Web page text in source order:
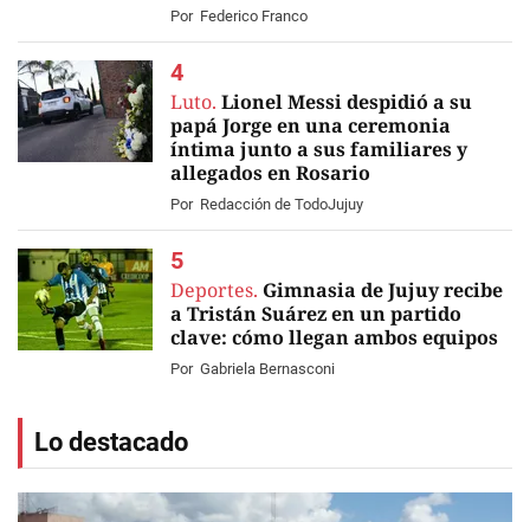
Por Federico Franco
Luto. Lionel Messi despidió a su
papá Jorge en una ceremonia
íntima junto a sus familiares y
allegados en Rosario
Por Redacción de TodoJujuy
Deportes. Gimnasia de Jujuy recibe
a Tristán Suárez en un partido
clave: cómo llegan ambos equipos
Por Gabriela Bernasconi
Lo destacado